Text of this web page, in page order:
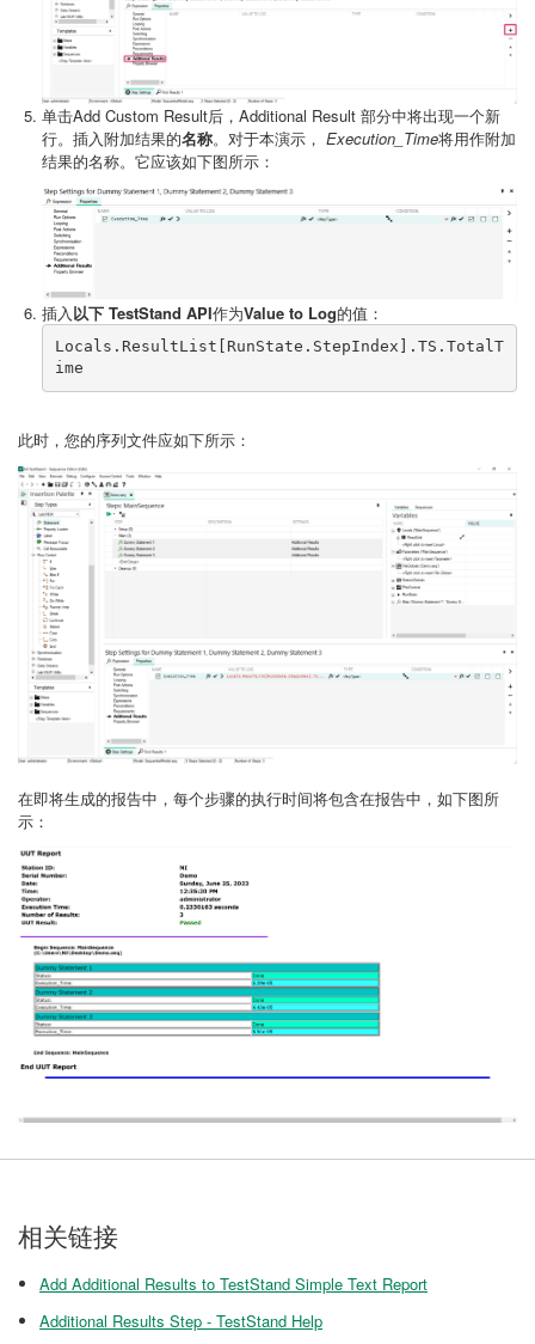
单击Add Custom Result后，Additional Result 部分中将出现一个新
行。插入附加结果的名称。对于本演示， Execution_Time将用作附加
结果的名称。它应该如下图所示：
插入 以下 TestStand API作为Value to Log的值：
Locals.ResultList[RunState.StepIndex].TS.TotalT
ime
此时，您的序列文件应如下所示：
在即将生成的报告中，每个步骤的执行时间将包含在报告中，如下图所
示：
相关链接
Add Additional Results to TestStand Simple Text Report
Additional Results Step - TestStand Help